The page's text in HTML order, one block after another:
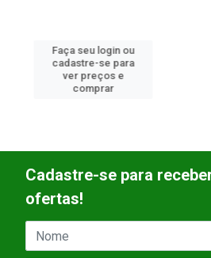
Faça seu login ou
cadastre-se para
ver preços e
comprar
Cadastre-se para
ofertas!